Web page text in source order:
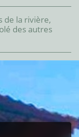
de la rivière,
des autres